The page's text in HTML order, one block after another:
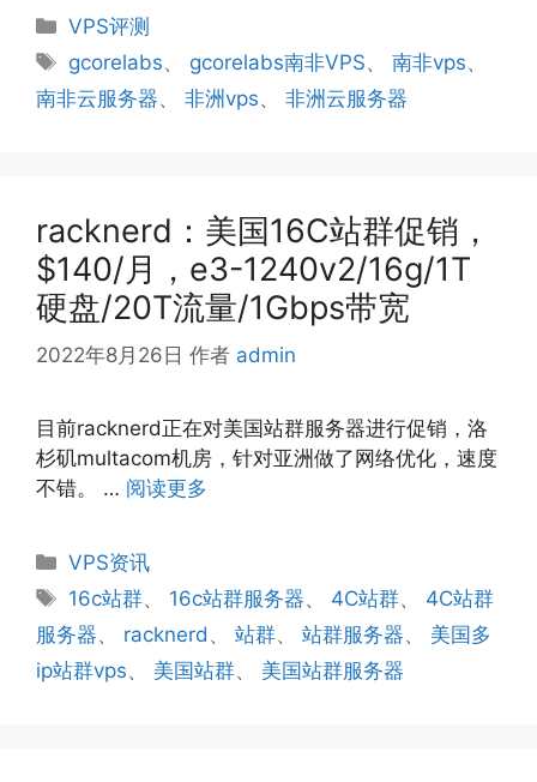
分
VPS评测
标
签
gcorelabs、 gcorelabs南非VPS、南非vps、
南非云服务器、 非洲vps、 非洲云服务器
racknerd：美国16C站群促销，
$140/月，e3-1240v2/16g/1T
硬盘/20T流量/1Gbps带宽
2022年8月26日 作者 admin
目前racknerd正在对美国站群服务器进行促销，洛
杉矶multacom机房，针对亚洲做了网络优化，速度
不错。 … 阅读更多
分
类
VPS资讯
标
签
16c站群、 16c站群服务器、 4C站群、 4C站群
服务器、 racknerd 、 站群、 站群服务器、 美国多
ip站群vps、 美国站群、 美国站群服务器